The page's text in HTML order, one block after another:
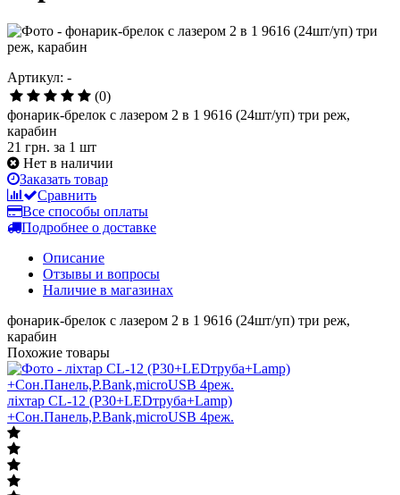
Артикул: -
(0)
фонарик-брелок с лазером 2 в 1 9616 (24шт/уп) три реж,
карабин
21 грн. за 1 шт
Нет в наличии
Заказать товар
Сравнить
Все способы оплаты
Подробнее о доставке
Описание
Отзывы и вопросы
Наличие в магазинах
фонарик-брелок с лазером 2 в 1 9616 (24шт/уп) три реж,
карабин
Похожие товары
ліхтар CL-12 (P30+LEDтруба+Lamp)
+Сон.Панель,P.Bank,microUSB 4реж.